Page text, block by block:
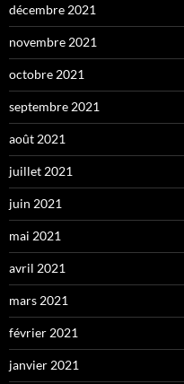
décembre 2021
novembre 2021
octobre 2021
septembre 2021
août 2021
juillet 2021
juin 2021
mai 2021
avril 2021
mars 2021
février 2021
janvier 2021